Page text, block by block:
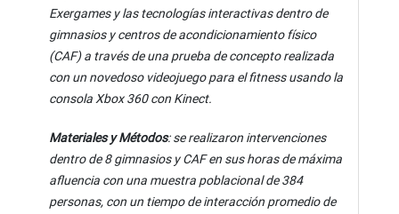
Exergames y las tecnologías interactivas dentro de
gimnasios y centros de acondicionamiento físico
(CAF) a través de una prueba de concepto realizada
con un novedoso videojuego para el fitness usando la
consola Xbox 360 con Kinect.
Materiales y Métodos: se realizaron intervenciones
dentro de 8 gimnasios y CAF en sus horas de máxima
afluencia con una muestra poblacional de 384
personas, con un tiempo de interacción promedio de